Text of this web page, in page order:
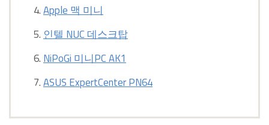
Apple 맥 미니
인텔 NUC 데스크탑
NiPoGi 미니PC AK1
ASUS ExpertCenter PN64